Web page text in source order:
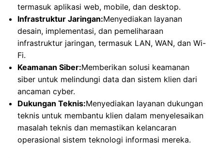
termasuk aplikasi web, mobile, dan desktop.
Infrastruktur Jaringan:Menyediakan layanan
desain, implementasi, dan pemeliharaan
infrastruktur jaringan, termasuk LAN, WAN, dan Wi-
Fi.
Keamanan Siber:Memberikan solusi keamanan
siber untuk melindungi data dan sistem klien dari
ancaman cyber.
Dukungan Teknis:Menyediakan layanan dukungan
teknis untuk membantu klien dalam menyelesaikan
masalah teknis dan memastikan kelancaran
operasional sistem teknologi informasi mereka.